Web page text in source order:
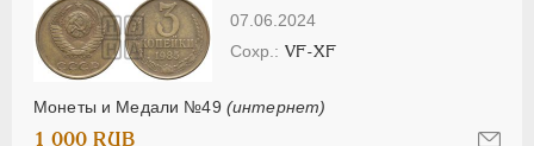
07.06.2024
Монеты и Медали №49 (интернет)
VF-XF
1 000 RUB